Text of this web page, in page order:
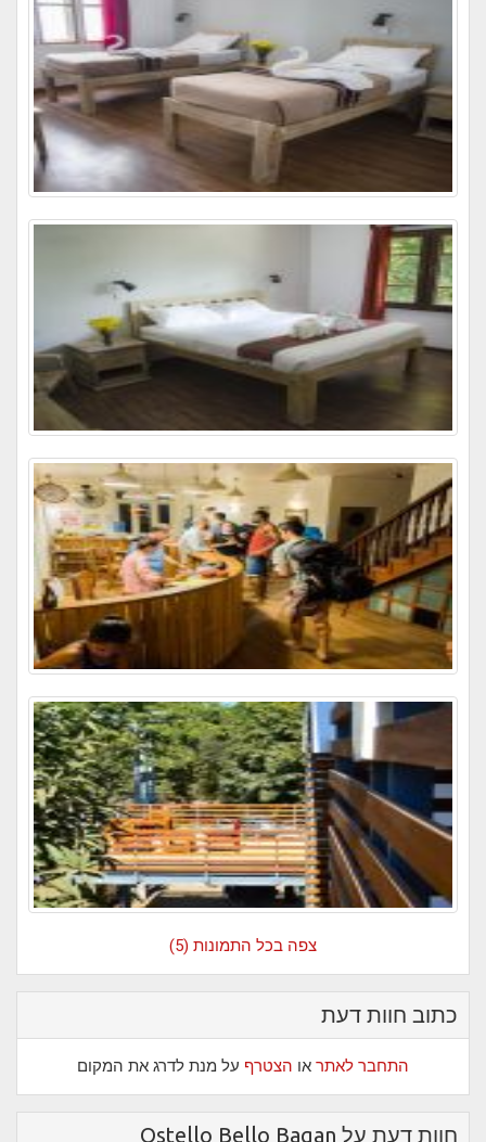
צפה בכל התמונות (5)
כתוב חוות דעת
התחבר לאתר או הצטרף על מנת לדרג את המקום
חוות דעת על Ostello Bello Bagan